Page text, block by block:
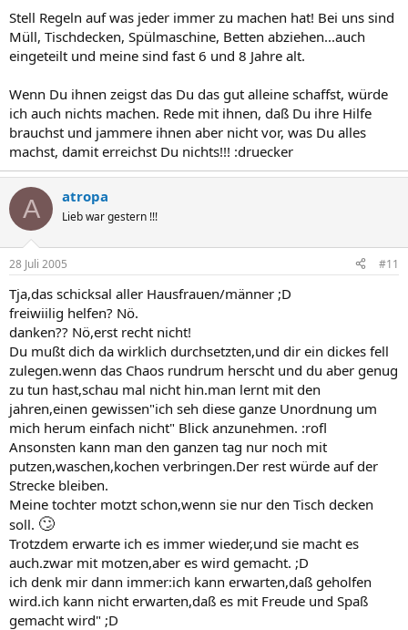
Stell Regeln auf was jeder immer zu machen hat! Bei uns sind
Müll, Tischdecken, Spülmaschine, Betten abziehen...auch
eingeteilt und meine sind fast 6 und 8 Jahre alt.
Wenn Du ihnen zeigst das Du das gut alleine schaffst, würde
ich auch nichts machen. Rede mit ihnen, daß Du ihre Hilfe
brauchst und jammere ihnen aber nicht vor, was Du alles
machst, damit erreichst Du nichts!!! :druecker
A atropa
Lieb war gestern !!!
28 Juli 2005 #11
Tja,das schicksal aller Hausfrauen/männer ;D
freiwiilig helfen? Nö.
danken?? Nö,erst recht nicht!
Du mußt dich da wirklich durchsetzten,und dir ein dickes fell
zulegen.wenn das Chaos rundrum herscht und du aber genug
zu tun hast,schau mal nicht hin.man lernt mit den
jahren,einen gewissen"ich seh diese ganze Unordnung um
mich herum einfach nicht" Blick anzunehmen. :rofl
Ansonsten kann man den ganzen tag nur noch mit
putzen,waschen,kochen verbringen.Der rest würde auf der
Strecke bleiben.
Meine tochter motzt schon,wenn sie nur den Tisch decken
soll. 🙄
Trotzdem erwarte ich es immer wieder,und sie macht es
auch.zwar mit motzen,aber es wird gemacht. ;D
ich denk mir dann immer:ich kann erwarten,daß geholfen
wird.ich kann nicht erwarten,daß es mit Freude und Spaß
gemacht wird" ;D